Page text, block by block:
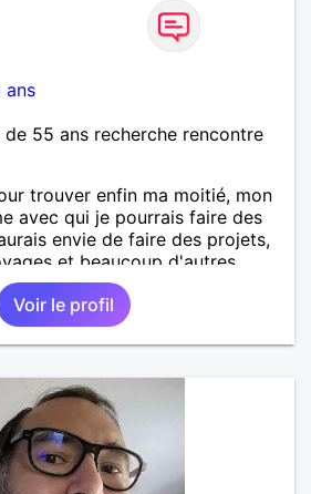
ans
55 ans recherche rencontre
trouver enfin ma moitié, mon
avec qui je pourrais faire des
envie de faire des projets,
et beaucoup d'autres
Voir le profil